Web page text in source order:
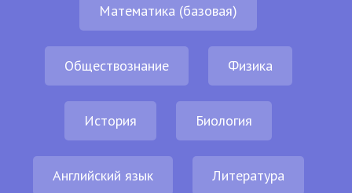
Математика (базовая)
Обществознание Физика
История Биология
Английский язык Литература